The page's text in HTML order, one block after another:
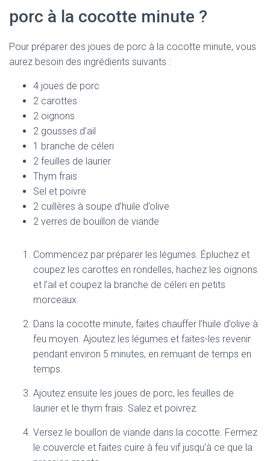
porc à la cocotte minute ?
Pour préparer des joues de porc à la cocotte minute, vous
aurez besoin des ingrédients suivants :
4 joues de porc
2 carottes
2 oignons
2 gousses d’ail
1 branche de céleri
2 feuilles de laurier
Thym frais
Sel et poivre
2 cuillères à soupe d’huile d’olive
2 verres de bouillon de viande
Commencez par préparer les légumes. Épluchez et
coupez les carottes en rondelles, hachez les oignons
et l’ail et coupez la branche de céleri en petits
morceaux.
Dans la cocotte minute, faites chauffer l’huile d’olive à
feu moyen. Ajoutez les légumes et faites-les revenir
pendant environ 5 minutes, en remuant de temps en
temps.
Ajoutez ensuite les joues de porc, les feuilles de
laurier et le thym frais. Salez et poivrez.
Versez le bouillon de viande dans la cocotte. Fermez
le couvercle et faites cuire à feu vif jusqu’à ce que la